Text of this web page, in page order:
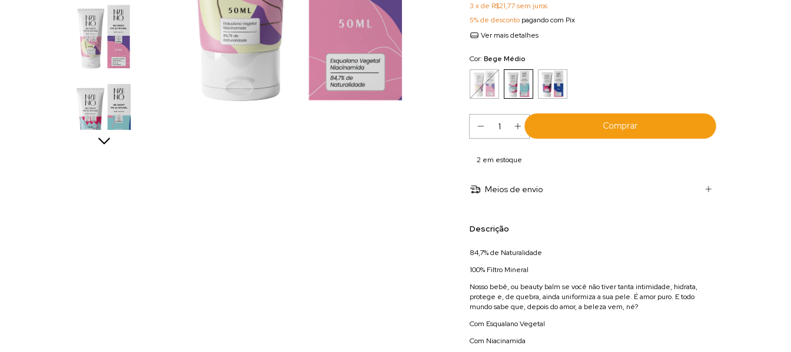
3 x de R$21,77sem juros
5% de desconto pagando com Pix
Ver mais detalhes
Cor: Bege Médio
2 em estoque
Meios de envio
Descrição
84,7% de Naturalidade
100% Filtro Mineral
Nosso bebê, ou beauty balm se você não tiver tanta intimidade, hidrata,
protege e, de quebra, ainda uniformiza a sua pele. É amor puro. E todo
mundo sabe que, depois do amor, a beleza vem, né?
Com Esqualano Vegetal
Com Niacinamida